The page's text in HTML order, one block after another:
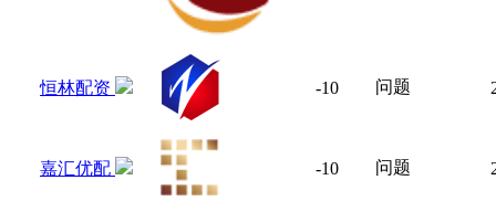
恒林配资 -10 问题
嘉汇优配 -10 问题